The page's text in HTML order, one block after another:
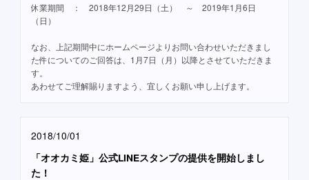
休業期間 ： 2018年12月29日（土） ～ 2019年1月6日
（日）
なお、上記期間中にホームページよりお問い合わせいただきまし
た件についてのご回答は、1月7日（月）以降とさせていただきま
す。
あわせてご理解賜りますよう、宜しくお願い申し上げます。
2018/10/01
「オオカミ姫」公式LINEスタンプの提供を開始しまし
た！